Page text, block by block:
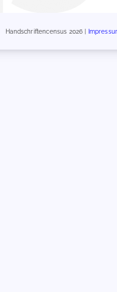
Handschriftencensus 2026 |